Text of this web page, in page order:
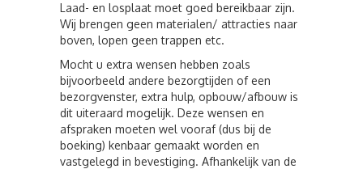
Laad- en losplaat moet goed bereikbaar zijn.
Wij brengen geen materialen/ attracties naar
boven, lopen geen trappen etc.
Mocht u extra wensen hebben zoals
bijvoorbeeld andere bezorgtijden of een
bezorgvenster, extra hulp, opbouw/afbouw is
dit uiteraard mogelijk. Deze wensen en
afspraken moeten wel vooraf (dus bij de
boeking) kenbaar gemaakt worden en
vastgelegd in bevestiging. Afhankelijk van de